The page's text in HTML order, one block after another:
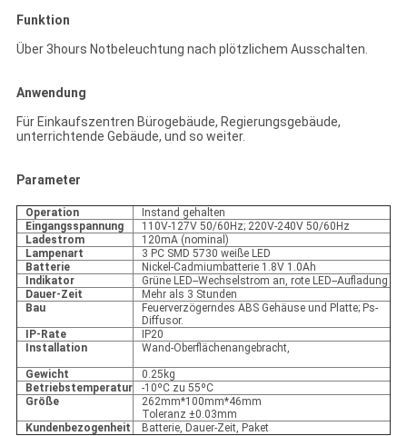
Funktion
Über 3hours Notbeleuchtung nach plötzlichem Ausschalten.
Anwendung
Für Einkaufszentren Bürogebäude, Regierungsgebäude,
unterrichtende Gebäude, und so weiter.
Parameter
Operation
Instand gehalten
Eingangsspannung
110V-127V 50/60Hz; 220V-240V 50/60Hz
Ladestrom
120mA (nominal)
Lampenart
3 PC SMD 5730 weiße LED
Batterie
Nickel-Cadmiumbatterie 1.8V 1.0Ah
Indikator
Grüne LED--Wechselstrom an, rote LED--Aufladung
Dauer-Zeit
Mehr als 3 Stunden
Bau
Feuerverzögerndes ABS Gehäuse und Platte; Ps-
Diffusor.
IP-Rate
IP20
Installation
Wand-Oberflächenangebracht,
Gewicht
0.25kg
Betriebstemperatur
-10ºC zu 55ºC
Größe
262mm*100mm*46mm
Toleranz ±0.03mm
Kundenbezogenheit
Batterie, Dauer-Zeit, Paket